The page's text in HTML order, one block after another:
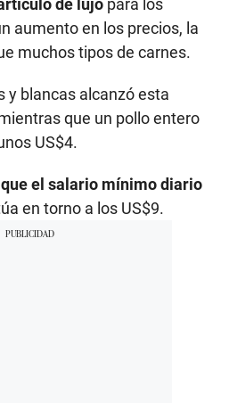
de lujo para los
aumento en los precios, la
muchos tipos de carnes.
y blancas alcanzó esta
que un pollo entero
US$4.
el salario mínimo diario
en torno a los US$9.